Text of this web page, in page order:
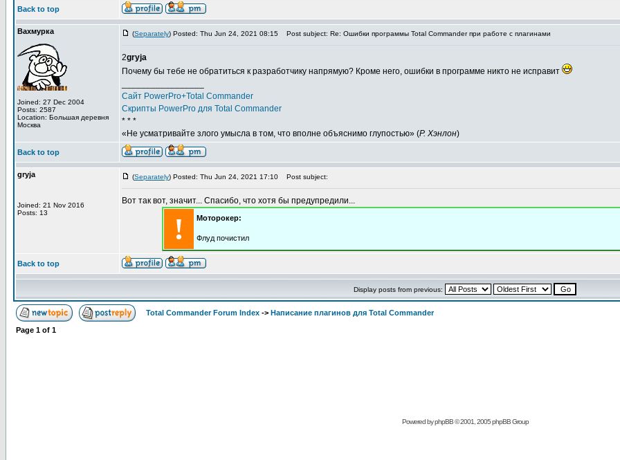
Back to top
Вахмурка
Joined: 27 Dec 2004
Posts: 2587
Location: Большая деревня
Москва
(Separately) Posted: Thu Jun 24, 2021 08:15 Post subject: Re: Ошибки программы Total Commander при работе с плагинами
2gryja
Почему бы тебе не обратиться к разработчику напрямую? Кроме него, ошибки в программе никто не исправит
Сайт PowerPro+Total Commander
Скрипты PowerPro для Total Commander
* * *
«Не усматривайте злого умысла в том, что вполне объяснимо глупостью» (Р. Хэнлон)
Back to top
gryja
Joined: 21 Nov 2016
Posts: 13
(Separately) Posted: Thu Jun 24, 2021 17:10 Post subject:
Вот так вот, значит... Спасибо, что хотя бы предупредили...
! Моторокер:
Флуд почистил
Back to top
Display posts from previous:
Total Commander Forum Index -> Написание плагинов для Total Commander
Page 1 of 1
Powered byphpBB© 2001, 2005 phpBB Group